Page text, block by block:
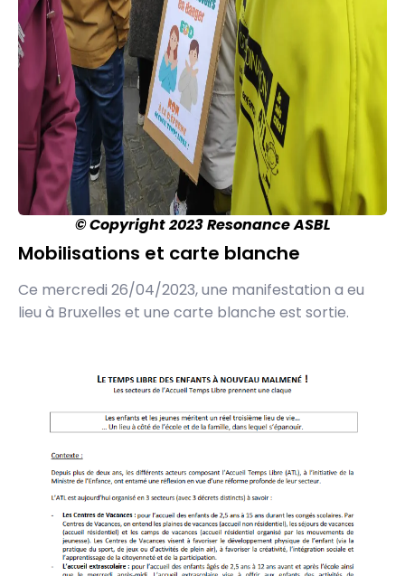
©Copyright2023Resonance ASBL
Mobilisations et carte blanche
Ce mercredi 26/04/2023, une manifestation a eu
lieu à Bruxelles et une carte blanche est sortie.